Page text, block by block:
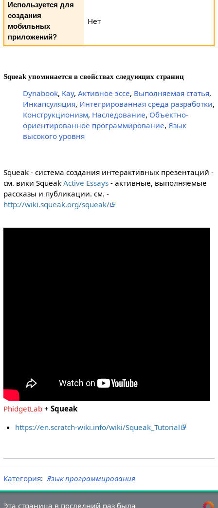
Используется для
создания
мобильных
приложений?
Нет
Squeak упоминается в свойствах следующих страниц
Dynabook, Kay, Активное эссе, Выполняемая статья,
Инкапсуляция, Интегрированная среда разработки,
Конструкционизм, Наследование, Объектно-
ориентированное программирование, Язык
высокого уровня
Squeak - система создания интерактивных презентаций -
см. вики Squeak Active Essays- активные, выполняемые
рассказы и публикации. см. -
http://wiki.squeak.org/squeak/
PhidgetLab+ Squeak
https://en.scratch-wiki.info/wiki/Squeak_Tutorial
Категория: Язык программирования
Эта страница в последний раз была